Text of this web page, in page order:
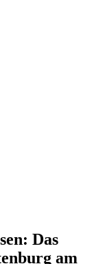
Das
am